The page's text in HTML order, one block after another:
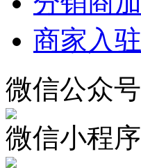
商家入驻
微信公众号
微信小程序